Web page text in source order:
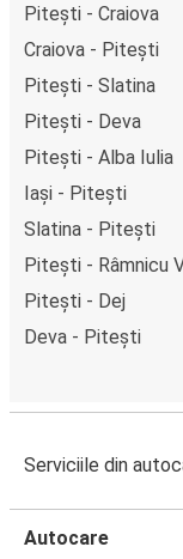
Pitești - Craiova
Craiova - Pitești
Pitești - Slatina
Pitești - Deva
Pitești - Alba Iulia
Iași - Pitești
Slatina - Pitești
Pitești - Râmnicu
Pitești - Dej
Deva - Pitești
Serviciile din
Autocare